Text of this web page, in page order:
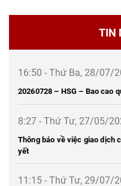
TIN
16:50 - Thứ Ba, 28/07/
20260728 – HSG – Bao cao
8:27 - Thứ Tư, 27/05/
Thông báo về việc giao dịch
yết
11:15 - Thứ Tư, 29/07/